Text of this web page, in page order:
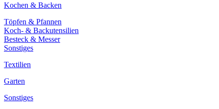
Kochen & Backen
Töpfen & Pfannen
Koch- & Backutensilien
Besteck & Messer
Sonstiges
Textilien
Garten
Sonstiges